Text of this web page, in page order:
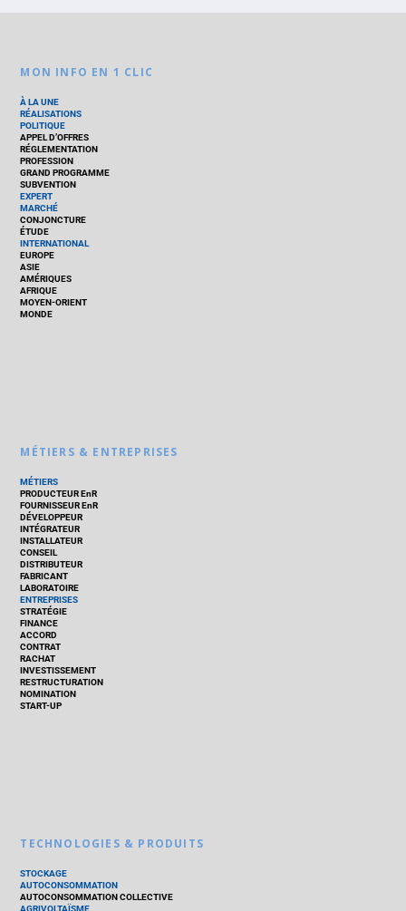
MON INFO EN 1 CLIC
À LA UNE
RÉALISATIONS
POLITIQUE
APPEL D’OFFRES
RÉGLEMENTATION
PROFESSION
GRAND PROGRAMME
SUBVENTION
EXPERT
MARCHÉ
CONJONCTURE
ÉTUDE
INTERNATIONAL
EUROPE
ASIE
AMÉRIQUES
AFRIQUE
MOYEN-ORIENT
MONDE
MÉTIERS & ENTREPRISES
MÉTIERS
PRODUCTEUR EnR
FOURNISSEUR EnR
DÉVELOPPEUR
INTÉGRATEUR
INSTALLATEUR
CONSEIL
DISTRIBUTEUR
FABRICANT
LABORATOIRE
ENTREPRISES
STRATÉGIE
FINANCE
ACCORD
CONTRAT
RACHAT
INVESTISSEMENT
RESTRUCTURATION
NOMINATION
START-UP
TECHNOLOGIES & PRODUITS
STOCKAGE
AUTOCONSOMMATION
AUTOCONSOMMATION COLLECTIVE
AGRIVOLTAÏSME